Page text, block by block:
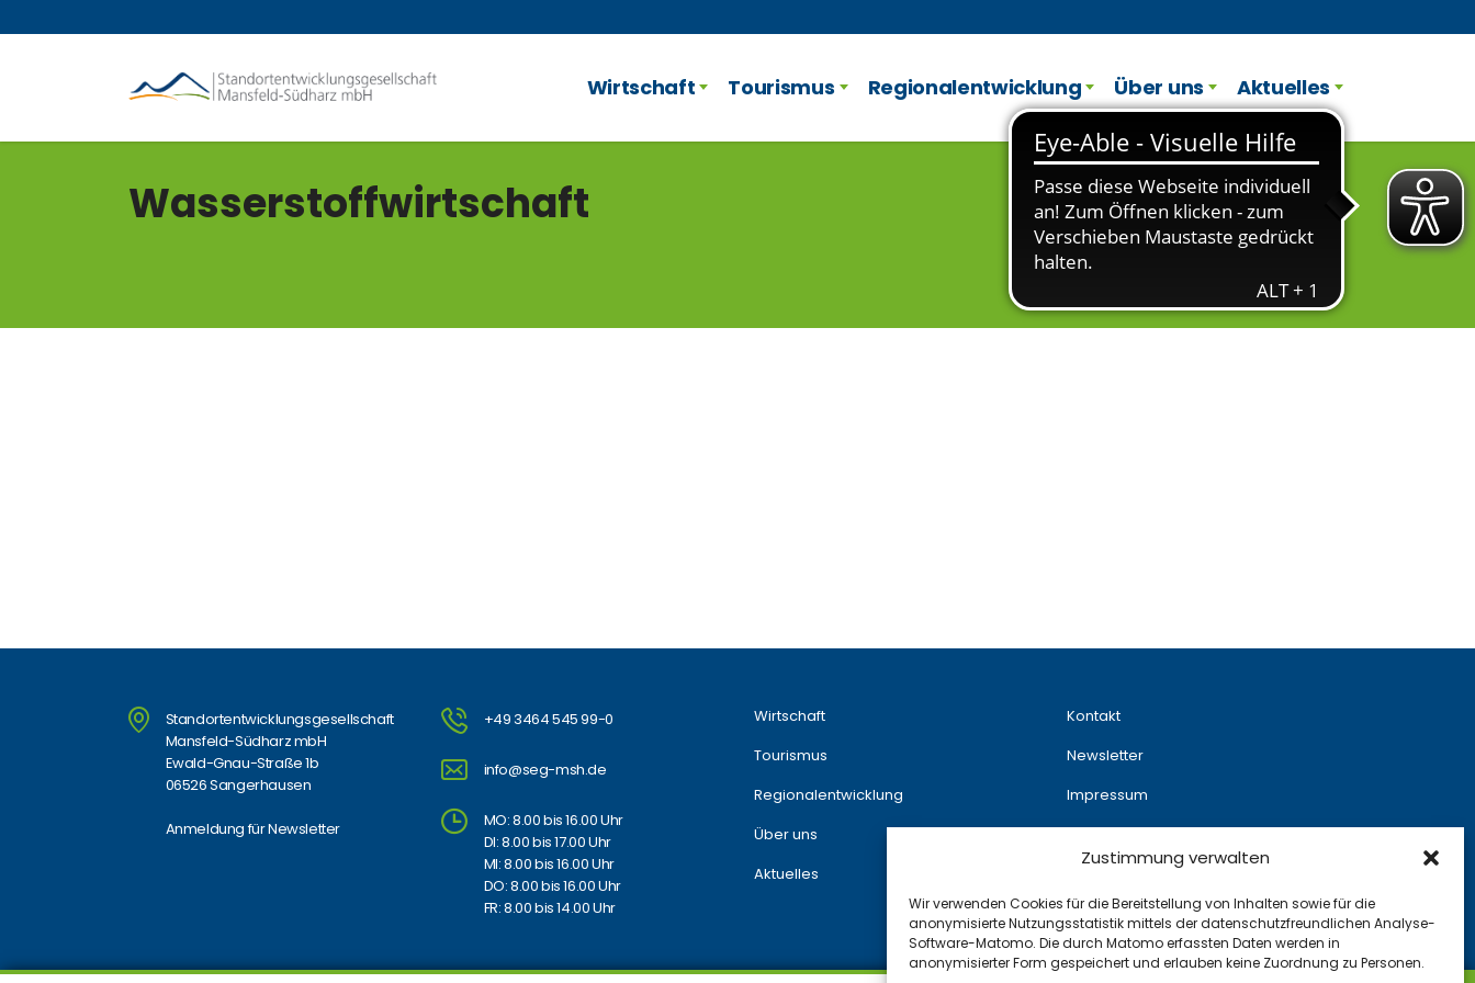
Zustimmung verwalten
Wir verwenden Cookies für die Bereitstellung von Inhalten sowie für die
anonymisierte Nutzungsstatistik mittels der datenschutzfreundlichen Analyse-
Software-Matomo. Die durch Matomo erfassten Daten werden in
anonymisierter Form gespeichert und erlauben keine Zuordnung zu Personen.
Wirtschaft Tourismus Regionalentwicklung Über uns Aktuelles
Wasserstoffwirtschaft
Standortentwicklungsgesellschaft
Mansfeld-Südharz mbH
Ewald-Gnau-Straße 1b
06526 Sangerhausen
Anmeldung für Newsletter
+49 3464 545 99-0
info@seg-msh.de
MO: 8.00 bis 16.00 Uhr
DI: 8.00 bis 17.00 Uhr
MI: 8.00 bis 16.00 Uhr
DO: 8.00 bis 16.00 Uhr
FR: 8.00 bis 14.00 Uhr
Wirtschaft
Tourismus
Regionalentwicklung
Über uns
Aktuelles
Kontakt
Newsletter
Impressum
Datenschutz